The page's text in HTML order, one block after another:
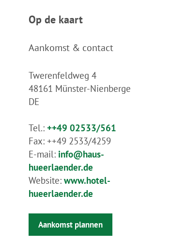
Op de kaart
Aankomst & contact
Twerenfeldweg 4
48161 Münster-Nienberge
DE
Tel.: ++49 02533/561
Fax: ++49 2533/4259
E-mail: info@haus-
hueerlaender.de
Website: www.hotel-
hueerlaender.de
Aankomst plannen